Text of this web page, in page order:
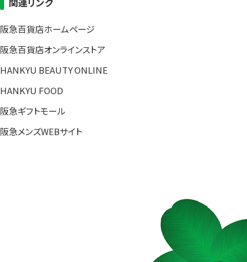
阪急百貨店ホームページ
阪急百貨店オンラインストア
HANKYU BEAUTY ONLINE
HANKYU FOOD
阪急ギフトモール
阪急メンズWEBサイト